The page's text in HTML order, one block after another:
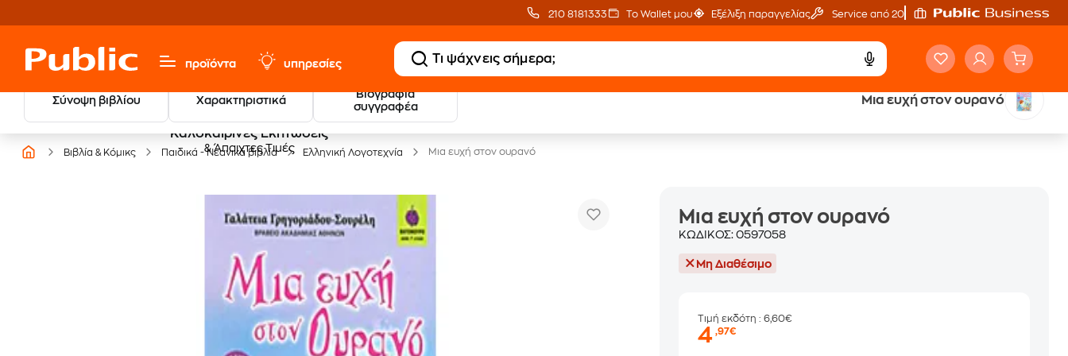
210 8181333 Το Wallet μου Εξέλιξη παραγγελίας Service από 20'
προϊόντα υπηρεσίες
Σύνοψη βιβλίου Χαρακτηριστικά
Βιογραφία
συγγραφέα
Μια ευχή στον ουρανό
Καλοκαιρινές Εκπτώσεις
& Άπαιχτες Τιμές
20 € Public επιστροφή
με Snappi
Έλα στον κόσμο
Βιβλία & Κόμικς Παιδικά - Νεανικά βιβλία Ελληνική Λογοτεχνία Μια ευχή στον ουρανό
Μια ευχή στον ουρανό
ΚΩΔΙΚΟΣ:0597058
Μη Διαθέσιμο
Τιμή εκδότη: 6,60€
4,97€